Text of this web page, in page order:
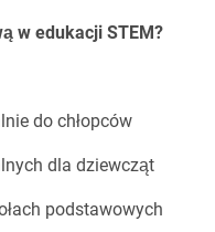
w edukacji STEM?
do chłopców
dla dziewcząt
podstawowych